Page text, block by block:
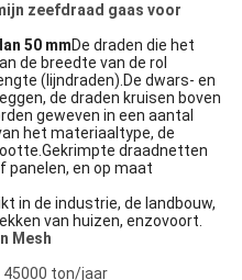
zeefdraad gaas voor
50 mmDe draden die het
de breedte van de rol
(lijndraden).De dwars- en
de draden kruisen boven
geweven in een aantal
het materiaaltype, de
draadnetten
panelen, en op maat
in de industrie, de landbouw,
van huizen, enzovoort.
Mesh
ton/jaar